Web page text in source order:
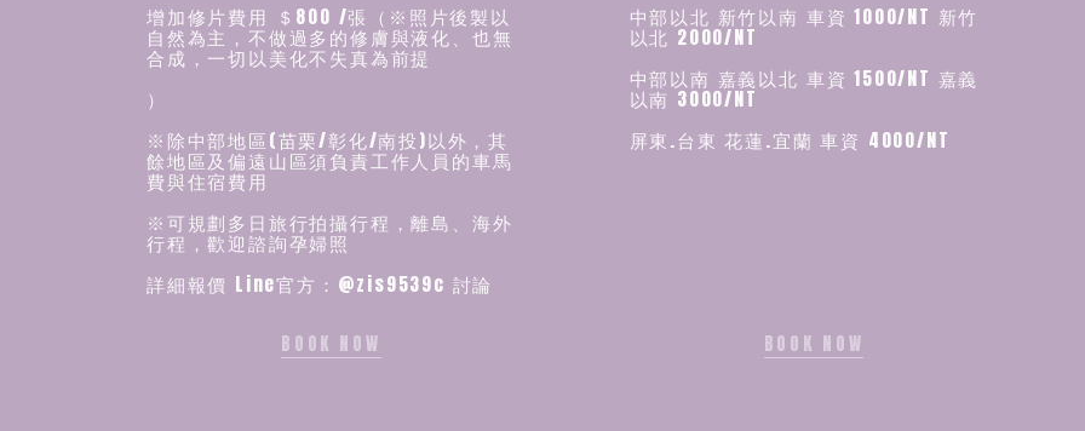
增加修片費用 ＄800 /張（※照片後製以
自然為主，不做過多的修膚與液化、也無
合成，一切以美化不失真為前提
）
※除中部地區(苗栗/彰化/南投)以外，其
餘地區及偏遠山區須負責工作人員的車馬
費與住宿費用
※可規劃多日旅行拍攝行程，離島、海外
行程，歡迎諮詢孕婦照
詳細報價 Line官方：@zis9539c 討論
BOOK NOW
中部以北 新竹以南 車資 1000/NT 新竹
以北 2000/NT
中部以南 嘉義以北 車資 1500/NT 嘉義
以南 3000/NT
屏東.台東 花蓮.宜蘭 車資 4000/NT
BOOK NOW